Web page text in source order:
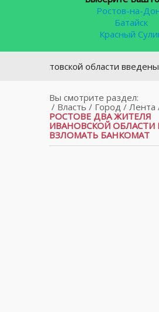
Ростов-на-
Батайск
Красный
В Ростовской области введены
Вы смотрите раздел:
/ Власть / Город / Лента
РОСТОВЕ ДВА ЖИТЕЛЯ
ИВАНОВСКОЙ ОБЛАСТИ
ВЗЛОМАТЬ БАНКОМАТ